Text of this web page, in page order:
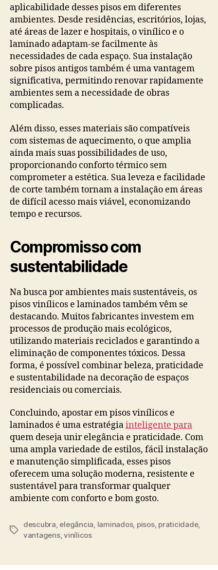
aplicabilidade desses pisos em diferentes
ambientes. Desde residências, escritórios, lojas,
até áreas de lazer e hospitais, o vinílico e o
laminado adaptam-se facilmente às
necessidades de cada espaço. Sua instalação
sobre pisos antigos também é uma vantagem
significativa, permitindo renovar rapidamente
ambientes sem a necessidade de obras
complicadas.
Além disso, esses materiais são compatíveis
com sistemas de aquecimento, o que amplia
ainda mais suas possibilidades de uso,
proporcionando conforto térmico sem
comprometer a estética. Sua leveza e facilidade
de corte também tornam a instalação em áreas
de difícil acesso mais viável, economizando
tempo e recursos.
Compromisso com
sustentabilidade
Na busca por ambientes mais sustentáveis, os
pisos vinílicos e laminados também vêm se
destacando. Muitos fabricantes investem em
processos de produção mais ecológicos,
utilizando materiais reciclados e garantindo a
eliminação de componentes tóxicos. Dessa
forma, é possível combinar beleza, praticidade
e sustentabilidade na decoração de espaços
residenciais ou comerciais.
Concluindo, apostar em pisos vinílicos e
laminados é uma estratégiainteligente para
quem deseja unir elegância e praticidade. Com
uma ampla variedade de estilos, fácil instalação
e manutenção simplificada, esses pisos
oferecem uma solução moderna, resistente e
sustentável para transformar qualquer
ambiente com conforto e bom gosto.
Tags
descubra, elegância, laminados, pisos, praticidade,
vantagens,vinílicos